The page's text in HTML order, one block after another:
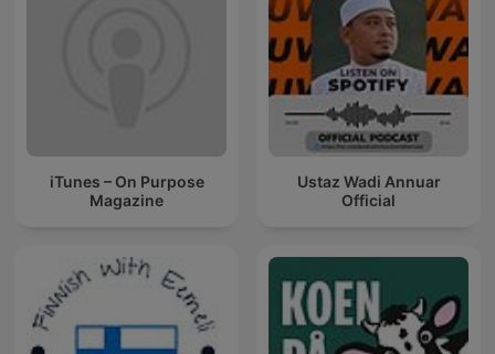
iTunes – On Purpose
Magazine
Ustaz Wadi Annuar
Official